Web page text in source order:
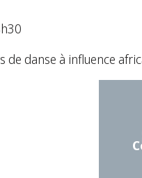
danse à influence